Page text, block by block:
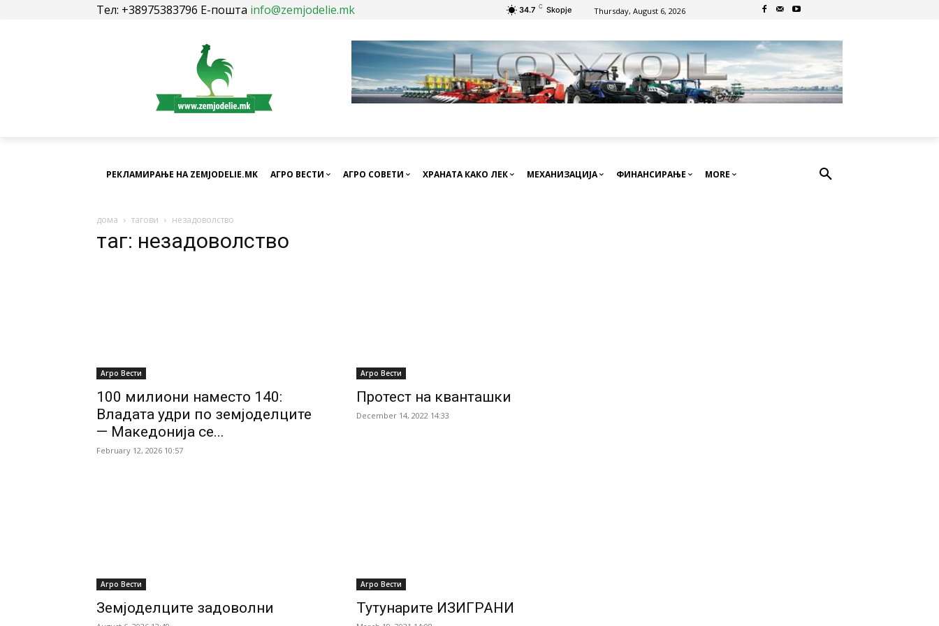
Тел: +38975383796 Е-пошта info@zemjodelie.mk 34.7 C Skopje Thursday, August 6, 2026
РЕКЛАМИРАЊЕ НА ZEMJODELIE.MK АГРО ВЕСТИ АГРО СОВЕТИ ХРАНАТА КАКО ЛЕК МЕХАНИЗАЦИЈА ФИНАНСИРАЊЕ MORE
дома тагови незадоволство
таг: незадоволство
Агро Вести
100 милиони наместо 140:
Владата удри по земјоделците
— Македонија се...
February 12, 2026 10:57
Агро Вести
Протест на кванташки
December 14, 2022 14:33
Агро Вести
Земјоделците задоволни
Агро Вести
Тутунарите ИЗИГРАНИ